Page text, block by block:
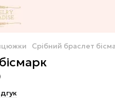
Срібний браслет